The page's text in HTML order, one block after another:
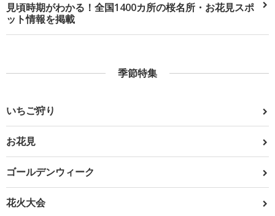
見頃時期がわかる！全国1400カ所の桜名所・お花見スポ
ット情報を掲載
季節特集
いちご狩り
お花見
ゴールデンウィーク
花火大会